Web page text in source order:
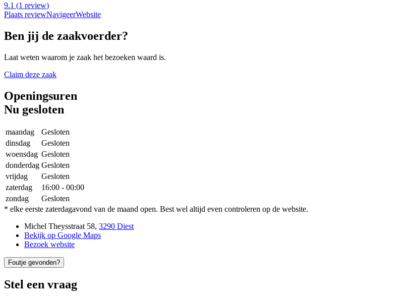
9.1 (1 review)
Plaats reviewNavigeerWebsite
Ben jij de zaakvoerder?
Laat weten waarom je zaak het bezoeken waard is.
Claim deze zaak
Openingsuren
Nu gesloten
maandag
Gesloten
dinsdag
Gesloten
woensdag Gesloten
donderdag Gesloten
vrijdag
Gesloten
zaterdag
16:00 - 00:00
zondag
Gesloten
* elke eerste zaterdagavond van de maand open. Best wel altijd even controleren op de website.
Michel Theysstraat 58, 3290 Diest
Bekijk op Google Maps
Bezoek website
Foutje gevonden?
Stel een vraag